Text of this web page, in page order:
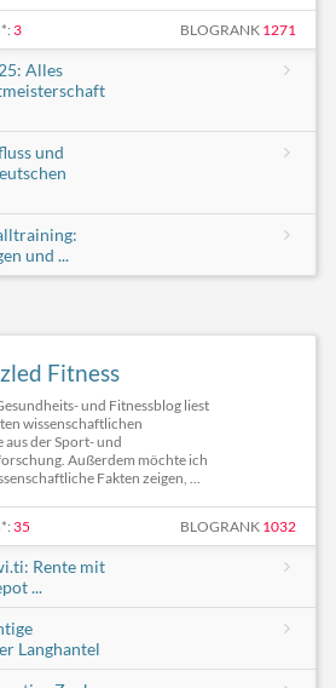
3 BLOGRANK 1271
Alles
und
und ...
Fitness
und Fitnessblog liest
wissenschaftlichen
aus der Sport- und
Außerdem möchte ich
Fakten zeigen, ...
35 BLOGRANK 1032
Rente mit
...
Langhantel